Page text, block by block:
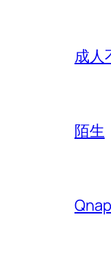
成人
陌生